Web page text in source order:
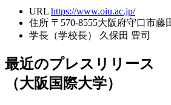
URL https://www.oiu.ac.jp/
住所 〒570-8555大阪府守口市藤
学長（学校長）
久保田 豊司
最近のプレスリリース
（大阪国際大学）